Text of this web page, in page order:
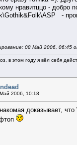
нравитццо - добро
-
08 Май 2006, 06:45
в этом году я вёл себя
2006, 10:18
доказывает,